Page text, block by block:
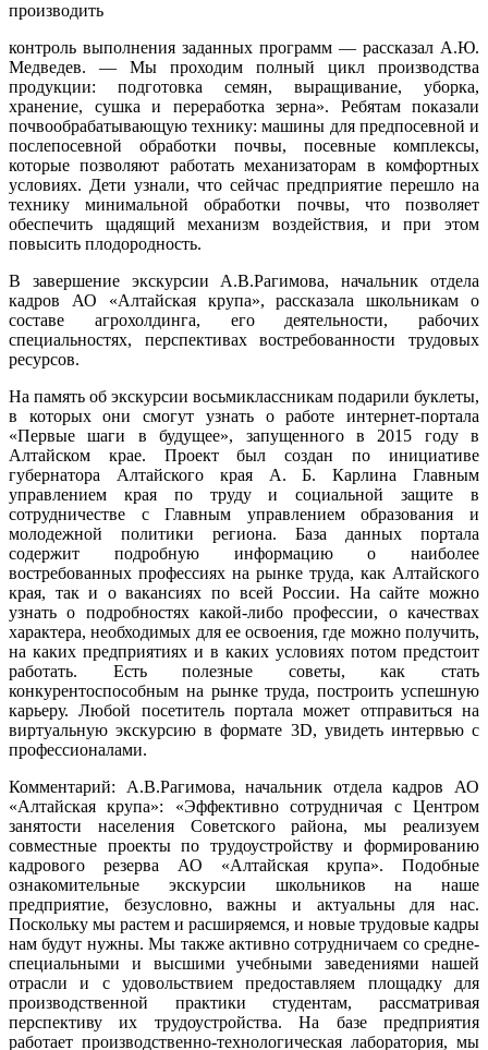
производить
контроль выполнения заданных программ — рассказал А.Ю.
Медведев. — Мы проходим полный цикл производства
продукции: подготовка семян, выращивание, уборка,
хранение, сушка и переработка зерна». Ребятам показали
почвообрабатывающую технику: машины для предпосевной и
послепосевной обработки почвы, посевные комплексы,
которые позволяют работать механизаторам в комфортных
условиях. Дети узнали, что сейчас предприятие перешло на
технику минимальной обработки почвы, что позволяет
обеспечить щадящий механизм воздействия, и при этом
повысить плодородность.
В завершение экскурсии А.В.Рагимова, начальник отдела
кадров АО «Алтайская крупа», рассказала школьникам о
составе агрохолдинга, его деятельности, рабочих
специальностях, перспективах востребованности трудовых
ресурсов.
На память об экскурсии восьмиклассникам подарили буклеты,
в которых они смогут узнать о работе интернет-портала
«Первые шаги в будущее», запущенного в 2015 году в
Алтайском крае. Проект был создан по инициативе
губернатора Алтайского края А. Б. Карлина Главным
управлением края по труду и социальной защите в
сотрудничестве с Главным управлением образования и
молодежной политики региона. База данных портала
содержит подробную информацию о наиболее
востребованных профессиях на рынке труда, как Алтайского
края, так и о вакансиях по всей России. На сайте можно
узнать о подробностях какой-либо профессии, о качествах
характера, необходимых для ее освоения, где можно получить,
на каких предприятиях и в каких условиях потом предстоит
работать. Есть полезные советы, как стать
конкурентоспособным на рынке труда, построить успешную
карьеру. Любой посетитель портала может отправиться на
виртуальную экскурсию в формате 3D, увидеть интервью с
профессионалами.
Комментарий: А.В.Рагимова, начальник отдела кадров АО
«Алтайская крупа»: «Эффективно сотрудничая с Центром
занятости населения Советского района, мы реализуем
совместные проекты по трудоустройству и формированию
кадрового резерва АО «Алтайская крупа». Подобные
ознакомительные экскурсии школьников на наше
предприятие, безусловно, важны и актуальны для нас.
Поскольку мы растем и расширяемся, и новые трудовые кадры
нам будут нужны. Мы также активно сотрудничаем со средне-
специальными и высшими учебными заведениями нашей
отрасли и с удовольствием предоставляем площадку для
производственной практики студентам, рассматривая
перспективу их трудоустройства. На базе предприятия
работает производственно-технологическая лаборатория, мы